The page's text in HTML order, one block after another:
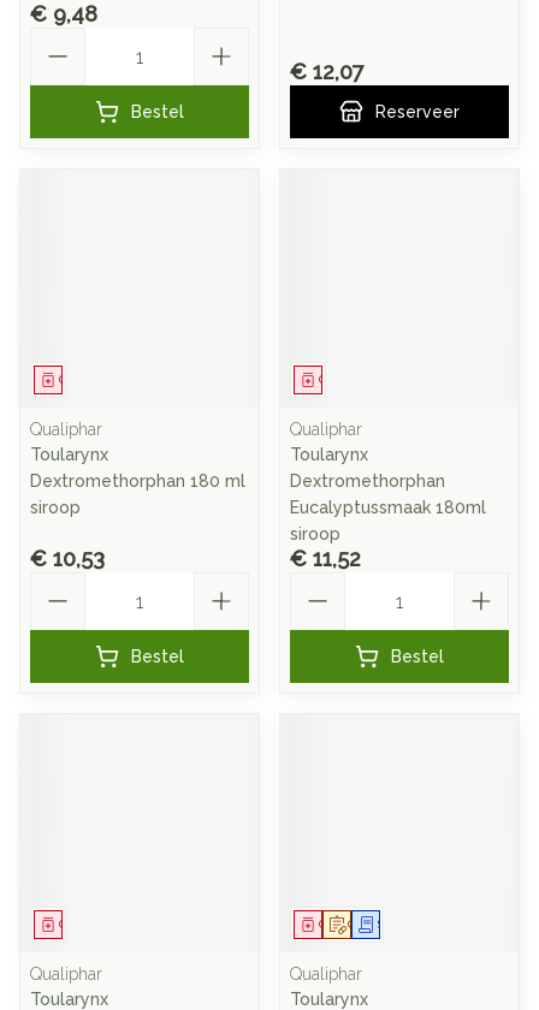
€ 9,48
Bestel
€ 12,07
Reserveer
Geneesmiddel
Qualiphar
Toularynx
Dextromethorphan 180 ml
siroop
€ 10,53
Bestel
Geneesmiddel
Qualiphar
Toularynx
Dextromethorphan
Eucalyptussmaak 180ml
siroop
€ 11,52
Bestel
Geneesmiddel
Qualiphar
Toularynx
Op voorschrift
GeneesmiddelSchriftelijke aanvraag
Qualiphar
Toularynx